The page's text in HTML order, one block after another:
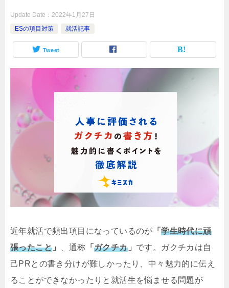
Update Date： 2022年1月27日
ESの項目対策
就活記事
Tweet
近年就活で頻出項目になっているのが 「学生時代に頑
張ったこと 」 、通称 「ガクチカ」 です。ガクチカは自
己PRとの書き分けが難しかったり、中々魅力的に伝え
ることができなかったりと就活生を悩ませる問題が